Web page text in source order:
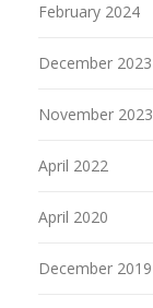
February 2024
December 2023
November 2023
April 2022
April 2020
December 2019